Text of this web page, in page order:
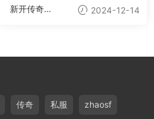
新开传奇私
2024-12-14
传奇 私服 zhaosf